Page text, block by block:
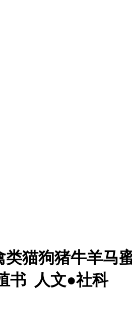
猫狗猪牛羊马
书 人文●社科